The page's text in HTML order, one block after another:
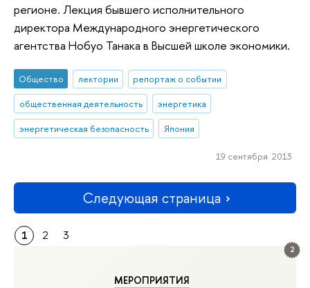
2
МЕРОПРИЯТИЯ
регионе. Лекция бывшего исполнительного
директора Международного энергетического
агентства Нобуо Танака в Высшей школе экономики.
Общество лектории
репортаж о событии
общественная деятельность
энергетика
энергетическая безопасность
Япония
19 сентября 2013
Следующая страница
1 2 3